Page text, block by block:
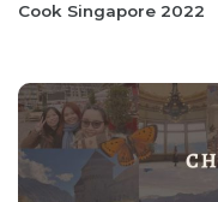
Cook Singapore 2022